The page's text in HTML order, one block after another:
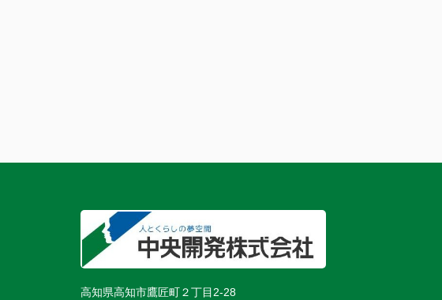
高知県高知市鷹匠町２丁目2-28